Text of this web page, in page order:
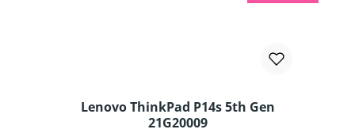
Lenovo ThinkPad P14s 5th Gen
21G20009